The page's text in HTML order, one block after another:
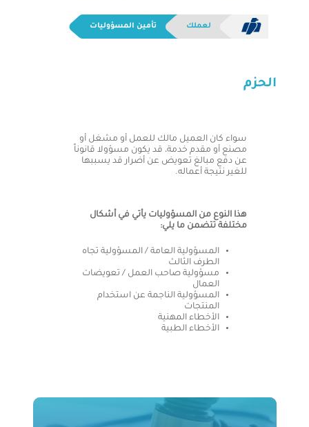
لعملك تأمين المسؤوليات
الحزم
سواء كان العميل مالك للعمل أو مشغل أو
مصنع أو مقدم خدمة، قد يكون مسؤولا قانوناً
عن دفع مبالغ تعويض عن أضرار قد يسببها
للغير نتيجة أعماله.
هذا النوع من المسؤوليات يأتي في أشكال
مختلفة تتضمن ما يلي:
المسؤولية العامة / المسؤولية تجاه
الطرف الثالث
مسؤولية صاحب العمل / تعويضات
العمال
المسؤولية الناجمة عن استخدام
المنتجات
الأخطاء المهنية
الأخطاء الطبية